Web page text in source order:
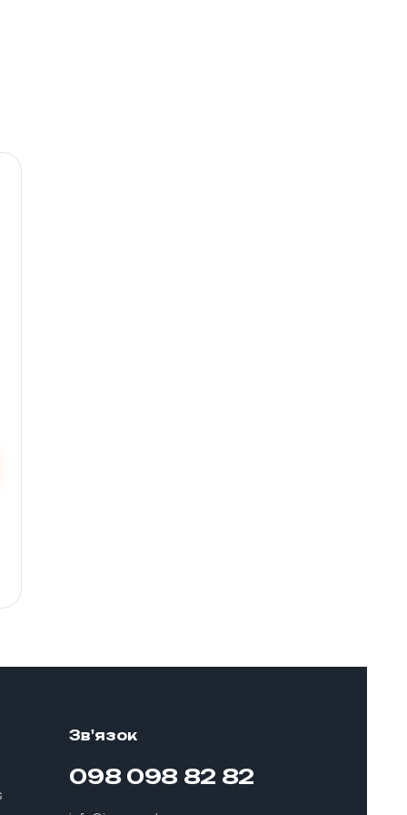
Зв'язок
098 098 82 82